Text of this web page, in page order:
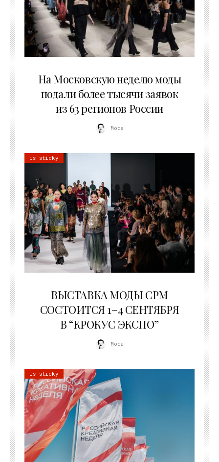
На Московскую неделю моды
подали более тысячи заявок
из 63 регионов России
Moda
is sticky
ВЫСТАВКА МОДЫ CPM
СОСТОИТСЯ 1–4 СЕНТЯБРЯ
В “КРОКУС ЭКСПО”
Moda
is sticky